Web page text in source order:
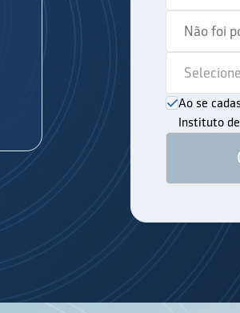
Ao se
Instituto de